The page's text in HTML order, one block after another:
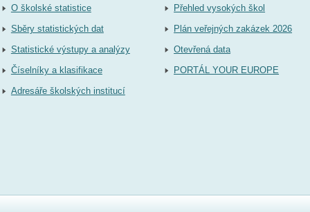
O školské statistice
Sběry statistických dat
Statistické výstupy a analýzy
Číselníky a klasifikace
Adresáře školských institucí
Přehled vysokých škol
Plán veřejných zakázek 2026
Otevřená data
PORTÁL YOUR EUROPE